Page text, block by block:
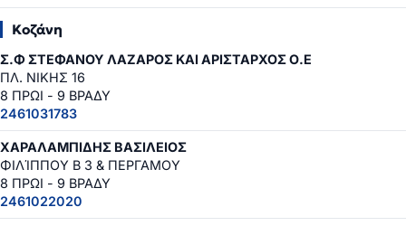
Κοζάνη
Σ.Φ ΣΤΕΦΑΝΟΥ ΛΑΖΑΡΟΣ ΚΑΙ ΑΡΙΣΤΑΡΧΟΣ Ο.Ε
ΠΛ. ΝΙΚΗΣ 16
8 ΠΡΩΙ - 9 ΒΡΑΔΥ
2461031783
ΧΑΡΑΛΑΜΠΙΔΗΣ ΒΑΣΙΛΕΙΟΣ
ΦΙΛΊΠΠΟΥ Β 3 & ΠΕΡΓΑΜΟΥ
8 ΠΡΩΙ - 9 ΒΡΑΔΥ
2461022020